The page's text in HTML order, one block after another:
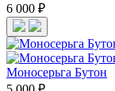
6 000 ₽
Моносерьга Бутон